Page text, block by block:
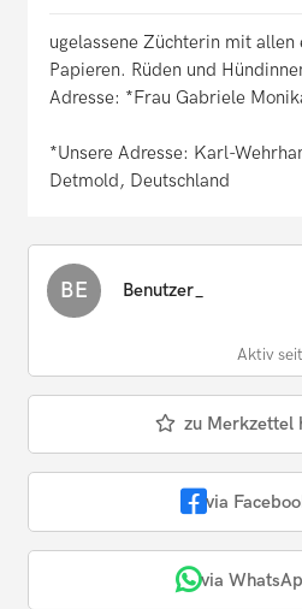
ugelassene Züchterin mit
Papieren. Rüden und
Adresse: *Frau Gabriele
*Unsere Adresse: Karl-
Detmold, Deutschland
BE Benutzer_
Aktiv seit
zu Merkzettel
via
via